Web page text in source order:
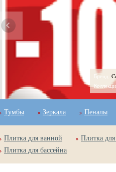
Бренд:
Тумбы Зеркала Пеналы
Плитка для ванной Плитка
Плитка для бассейна